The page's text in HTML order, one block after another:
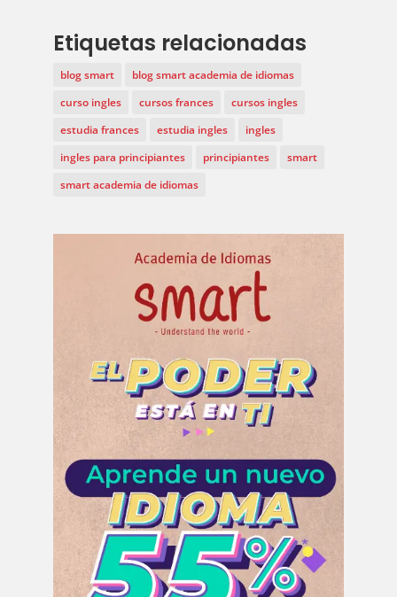
Etiquetas relacionadas
blog smart
blog smart academia de idiomas
curso ingles
cursos frances
cursos ingles
estudia frances
estudia ingles
ingles
ingles para principiantes
principiantes
smart
smart academia de idiomas